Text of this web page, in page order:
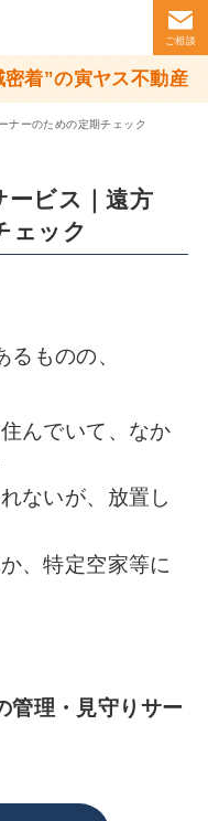
ご相談
着”の寅ヤス不動産
ナーのための定期チェック
ービス｜遠方
ェック
ものの、
んでいて、なか
ないが、放置し
、特定空家等に
管理・見守りサー